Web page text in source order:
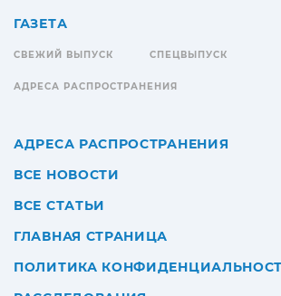
ГАЗЕТА
СВЕЖИЙ ВЫПУСК СПЕЦВЫПУСК
АДРЕСА РАСПРОСТРАНЕНИЯ
АДРЕСА РАСПРОСТРАНЕНИЯ
ВСЕ НОВОСТИ
ВСЕ СТАТЬИ
ГЛАВНАЯ СТРАНИЦА
ПОЛИТИКА